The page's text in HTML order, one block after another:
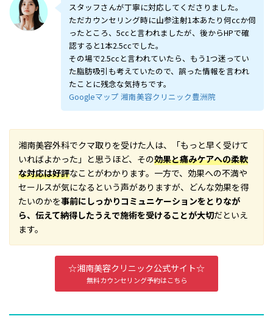
スタッフさんが丁寧に対応してくださりました。
ただカウンセリング時に山参注射1本あたり何ccか伺
ったところ、5ccと言われましたが、後からHPで確
認すると1本2.5ccでした。
その場で2.5ccと言われていたら、もう1つ迷ってい
た脂肪吸引も考えていたので、誤った情報を言われ
たことに残念な気持ちです。
Googleマップ 湘南美容クリニック豊洲院
湘南美容外科でクマ取りを受けた人は、「もっと早く受けて
いればよかった」と思うほど、その効果と痛みケアへの柔軟
な対応は好評なことがわかります。一方で、効果への不満や
セールスが気になるという声がありますが、どんな効果を得
たいのかを事前にしっかりコミュニケーションをとりなが
ら、伝えて納得したうえで施術を受けることが大切だといえ
ます。
☆湘南美容クリニック公式サイト☆
無料カウンセリング予約はこちら